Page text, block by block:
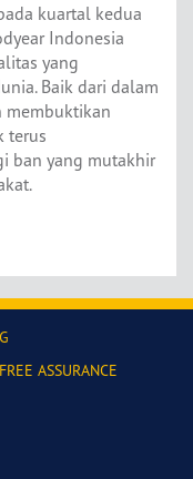
kuartal kedua
Indonesia
yang
Baik dari dalam
membuktikan
terus
ban yang mutakhir
ASSURANCE